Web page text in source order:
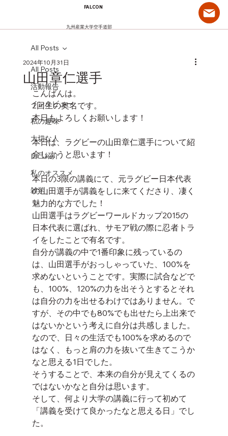
FALCON
九州産業大学空手道部
All Posts
活動報告
インタビュー
私の趣味
大切な人
自己紹介
私のオススメ
雑学
All Posts
山田章仁選手
2024年10月31日
こんばんは。
2回生の奥名です。
本日もよろしくお願いします！
本日は、ラグビーの山田章仁選手について紹
介しようと思います！
本日の3限の講義にて、元ラグビー日本代表
の山田選手が講義をしに来てくださり、凄く
魅力的な方でした！
山田選手はラグビーワールドカップ2015の
日本代表に選ばれ、サモア戦の際に忍者トラ
イをしたことで有名です。
自分が講義の中で1番印象に残っているの
は、山田選手がおっしゃっていた、100%を
求めないということです。実際に試合などで
も、100%、120%の力を出そうとするとそれ
は自分の力を出せるわけではありません。で
すが、その中でも80%でも出せたら上出来で
はないかという考えに自分は共感しました。
なので、日々の生活でも100%を求めるので
はなく、もっと肩の力を抜いて生きてこうか
なと思える1日でした。
そうすることで、本来の自分が見えてくるの
ではないかなと自分は思います。
そして、何より大学の講義に行って初めて
「講義を受けて良かったなと思える日」でし
た。